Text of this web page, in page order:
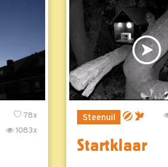
78x
1083x
Steenuil
Startklaar